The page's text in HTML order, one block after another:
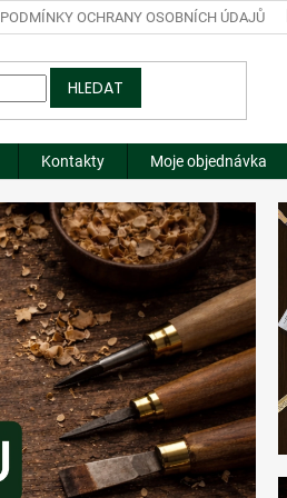
PODMÍNKY OCHRANY OSOBNÍCH ÚDAJŮ
HLEDAT
Kontakty Moje objednávka